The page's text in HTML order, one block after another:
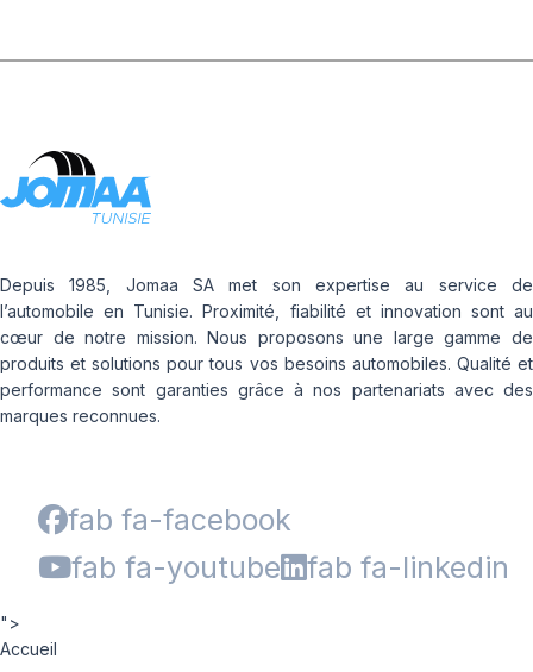
Depuis 1985, Jomaa SA met son expertise au service de
l’automobile en Tunisie. Proximité, fiabilité et innovation sont au
cœur de notre mission. Nous proposons une large gamme de
produits et solutions pour tous vos besoins automobiles. Qualité et
performance sont garanties grâce à nos partenariats avec des
marques reconnues.
fab fa-facebook
fab fa-youtube
fab fa-linkedin
">
Accueil